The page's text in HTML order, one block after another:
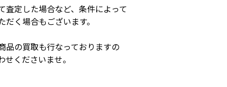
査定した場合など、条件によって
く場合もございます。
品の買取も行なっておりますの
くださいませ。